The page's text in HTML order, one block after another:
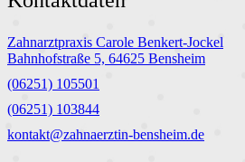
Zahnarztpraxis Carole Benkert-Jockel
Bahnhofstraße 5, 64625 Bensheim
(06251) 105501
(06251) 103844
kontakt@zahnaerztin-bensheim.de